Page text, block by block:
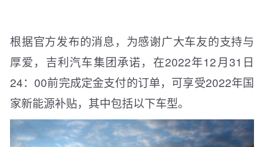
根据官方发布的消息，为感谢广大车友的支持与
厚爱，吉利汽车集团承诺，在2022年12月31日
24：00前完成定金支付的订单，可享受2022年国
家新能源补贴，其中包括以下车型。